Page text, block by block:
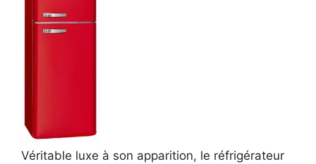
Véritable luxe à son apparition, le réfrigérateur